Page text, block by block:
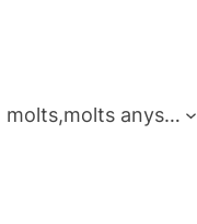
molts,molts anys…